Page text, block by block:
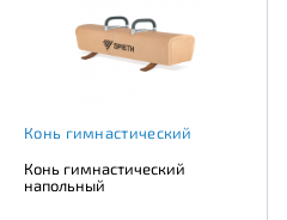
Конь гимнастический
Конь гимнастический
напольный